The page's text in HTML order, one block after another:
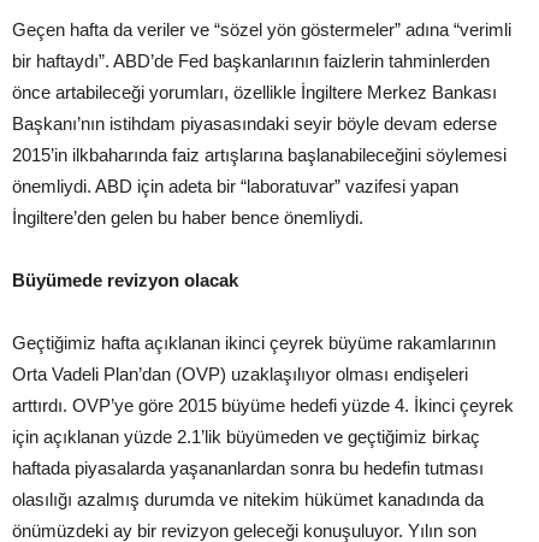
Geçen hafta da veriler ve “sözel yön göstermeler” adına “verimli
bir haftaydı”. ABD’de Fed başkanlarının faizlerin tahminlerden
önce artabileceği yorumları, özellikle İngiltere Merkez Bankası
Başkanı’nın istihdam piyasasındaki seyir böyle devam ederse
2015’in ilkbaharında faiz artışlarına başlanabileceğini söylemesi
önemliydi. ABD için adeta bir “laboratuvar” vazifesi yapan
İngiltere’den gelen bu haber bence önemliydi.
Büyümede revizyon olacak
Geçtiğimiz hafta açıklanan ikinci çeyrek büyüme rakamlarının
Orta Vadeli Plan’dan (OVP) uzaklaşılıyor olması endişeleri
arttırdı. OVP’ye göre 2015 büyüme hedefi yüzde 4. İkinci çeyrek
için açıklanan yüzde 2.1’lik büyümeden ve geçtiğimiz birkaç
haftada piyasalarda yaşananlardan sonra bu hedefin tutması
olasılığı azalmış durumda ve nitekim hükümet kanadında da
önümüzdeki ay bir revizyon geleceği konuşuluyor. Yılın son